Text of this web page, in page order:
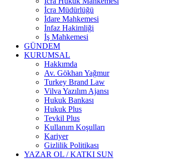
İcra Müdürlüğü
İdare Mahkemesi
İnfaz Hakimliği
İş Mahkemesi
GÜNDEM
KURUMSAL
Hakkımda
Av. Gökhan Yağmur
Turkey Brand Law
Vilva Yazılım Ajansı
Hukuk Bankası
Hukuk Plus
Tevkil Plus
Kullanım Koşulları
Kariyer
Gizlilik Politikası
YAZAR OL / KATKI SUN